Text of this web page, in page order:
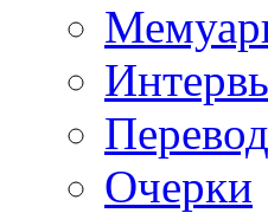
Очерки